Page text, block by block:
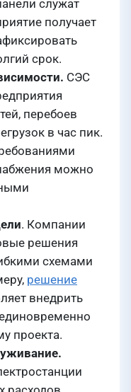
служат
получает
срок.
СЭС
перебоев
в час пик.
можно
. Компании
решения
схемами
решение
внедрить
проекта.